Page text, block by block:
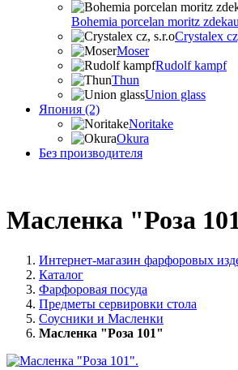
Bohemia porcelan moritz
Crystalex
Moser
Rudolf kampf
Thun
Union glass
Япония (2)
Noritake
Okura
Без производителя
Масленка "Роза
Интернет-магазин фарфоровых
Каталог
Фарфоровая посуда
Предметы сервировки стола
Соусники и Масленки
Масленка "Роза 101"